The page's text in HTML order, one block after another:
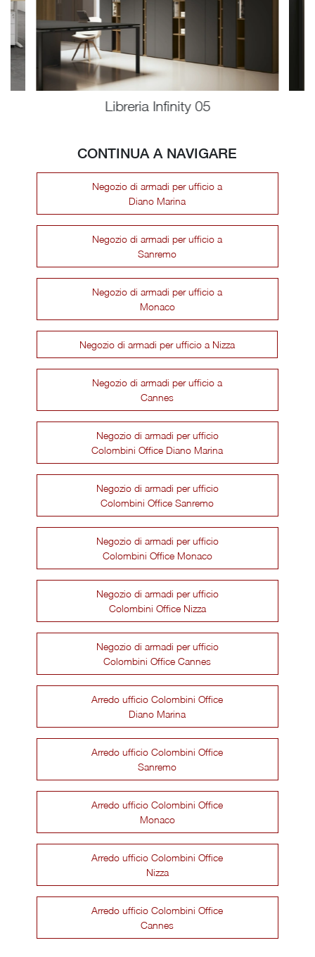
Libreria Infinity 05
CONTINUA A NAVIGARE
Negozio di armadi per ufficio a
Diano Marina
Negozio di armadi per ufficio a
Sanremo
Negozio di armadi per ufficio a
Monaco
Negozio di armadi per ufficio a Nizza
Negozio di armadi per ufficio a
Cannes
Negozio di armadi per ufficio
Colombini Office Diano Marina
Negozio di armadi per ufficio
Colombini Office Sanremo
Negozio di armadi per ufficio
Colombini Office Monaco
Negozio di armadi per ufficio
Colombini Office Nizza
Negozio di armadi per ufficio
Colombini Office Cannes
Arredo ufficio Colombini Office
Diano Marina
Arredo ufficio Colombini Office
Sanremo
Arredo ufficio Colombini Office
Monaco
Arredo ufficio Colombini Office
Nizza
Arredo ufficio Colombini Office
Cannes